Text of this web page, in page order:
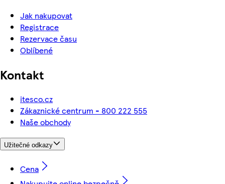
Jak nakupovat
Registrace
Rezervace času
Oblíbené
Kontakt
itesco.cz
Zákaznické centrum - 800 222 555
Naše obchody
Užitečné odkazy
Cena